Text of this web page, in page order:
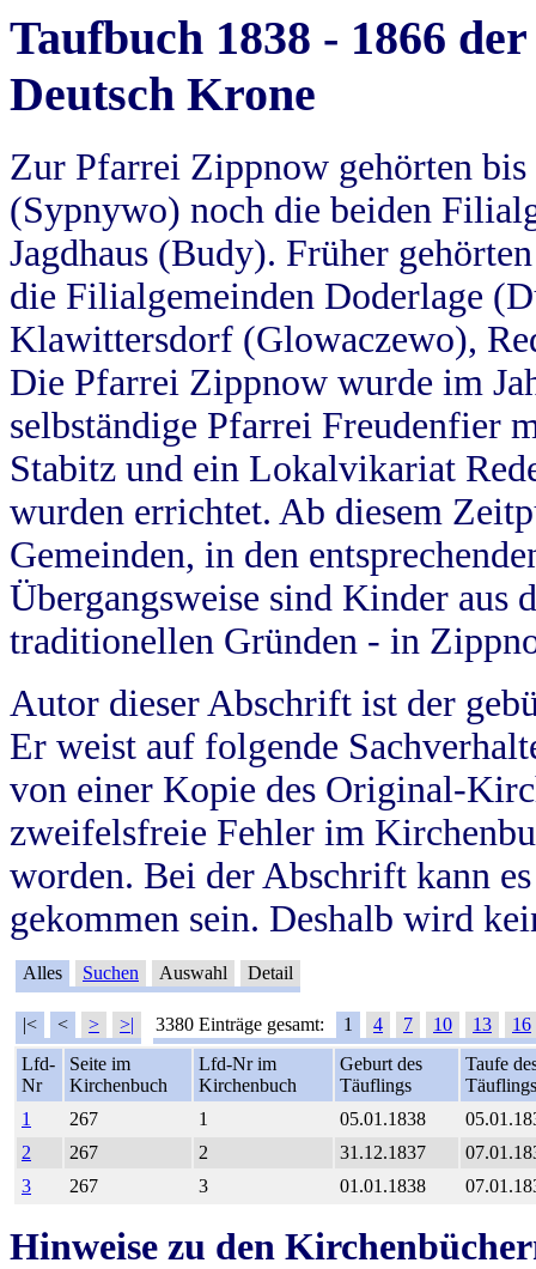
Taufbuch 1838 - 1866
Deutsch Krone
Zur Pfarrei Zippnow gehörten
(Sypnywo) noch die beiden
Jagdhaus (Budy). Früher
die Filialgemeinden Doderlage
Klawittersdorf (Glowaczewo),
Die Pfarrei Zippnow wurde im
selbständige Pfarrei Freudenfier
Stabitz und ein Lokalvikariat
wurden errichtet. Ab diesem
Gemeinden, in den
Übergangsweise sind Kinder aus
traditionellen Gründen - in
Autor dieser Abschrift ist der
Er weist auf folgende
von einer Kopie des Original-
zweifelsfreie Fehler im
worden. Bei der Abschrift kann
gekommen sein. Deshalb wird
Alles Suchen Auswahl Detail
|< < > >| 3380 Einträge gesamt: 1 4 7 10 13
16
Lfd-
Nr
Seite im
Kirchenbuch
Lfd-Nr im
Kirchenbuch
Geburt des
Täuflings
Taufe
Täuflings
1
267 1 05.01.1838
2
267 2 31.12.1837
3
267 3 01.01.1838
Hinweise zu den